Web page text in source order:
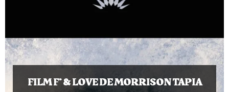
FILM F* & LOVE DE MORRISON TAPIA